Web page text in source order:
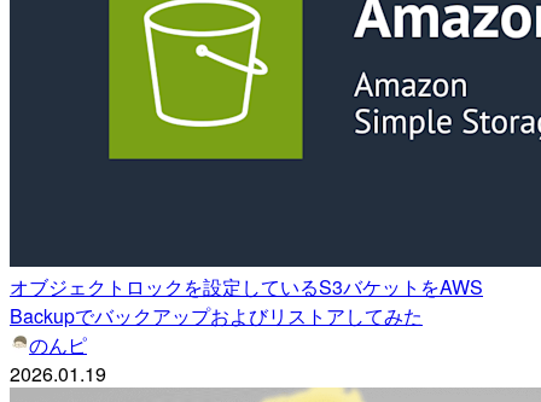
オブジェクトロックを設定しているS3バケットをAWS
Backupでバックアップおよびリストアしてみた
のんピ
2026.01.19